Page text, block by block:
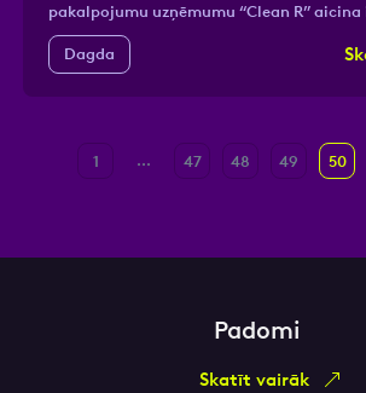
pakalpojumu uzņēmumu “Clean R”
Dagda
1 ... 47 48 49 50
Padomi
Skatīt vairāk